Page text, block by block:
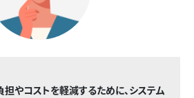
やコストを軽減するために、システム